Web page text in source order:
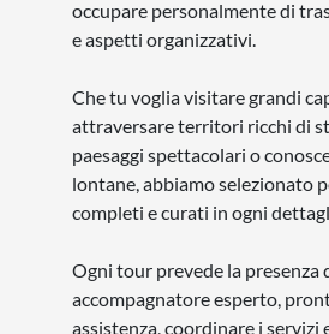
da € 2.369
Sortland - Isole Vesterålen -
Narvik - Tromsø -
Alta
Vedi tutte le date